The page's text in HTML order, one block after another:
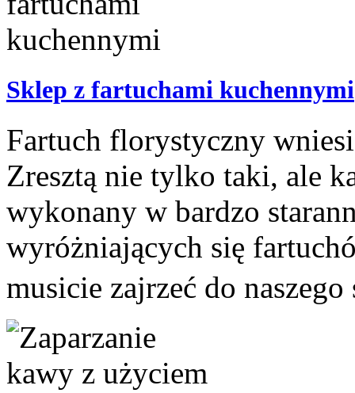
Sklep z fartuchami kuchennymi
Fartuch florystyczny
Zresztą nie tylko taki, ale
wykonany w bardzo
wyróżniających się
musicie zajrzeć do